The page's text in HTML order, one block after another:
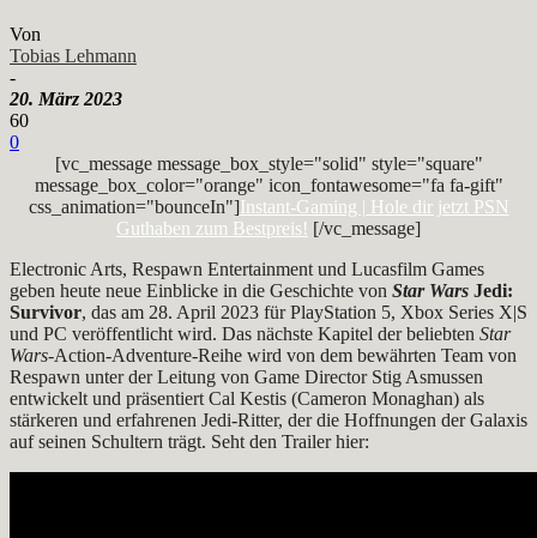
Von
Tobias Lehmann
-
20. März 2023
60
0
[vc_message message_box_style="solid" style="square"
message_box_color="orange" icon_fontawesome="fa fa-gift"
css_animation="bounceIn"]Instant-Gaming | Hole dir jetzt PSN
Guthaben zum Bestpreis! [/vc_message]
Electronic Arts, Respawn Entertainment und Lucasfilm Games
geben heute neue Einblicke in die Geschichte von Star Wars Jedi:
Survivor, das am 28. April 2023 für PlayStation 5, Xbox Series X|S
und PC veröffentlicht wird. Das nächste Kapitel der beliebten Star
Wars-Action-Adventure-Reihe wird von dem bewährten Team von
Respawn unter der Leitung von Game Director Stig Asmussen
entwickelt und präsentiert Cal Kestis (Cameron Monaghan) als
stärkeren und erfahrenen Jedi-Ritter, der die Hoffnungen der Galaxis
auf seinen Schultern trägt. Seht den Trailer hier: